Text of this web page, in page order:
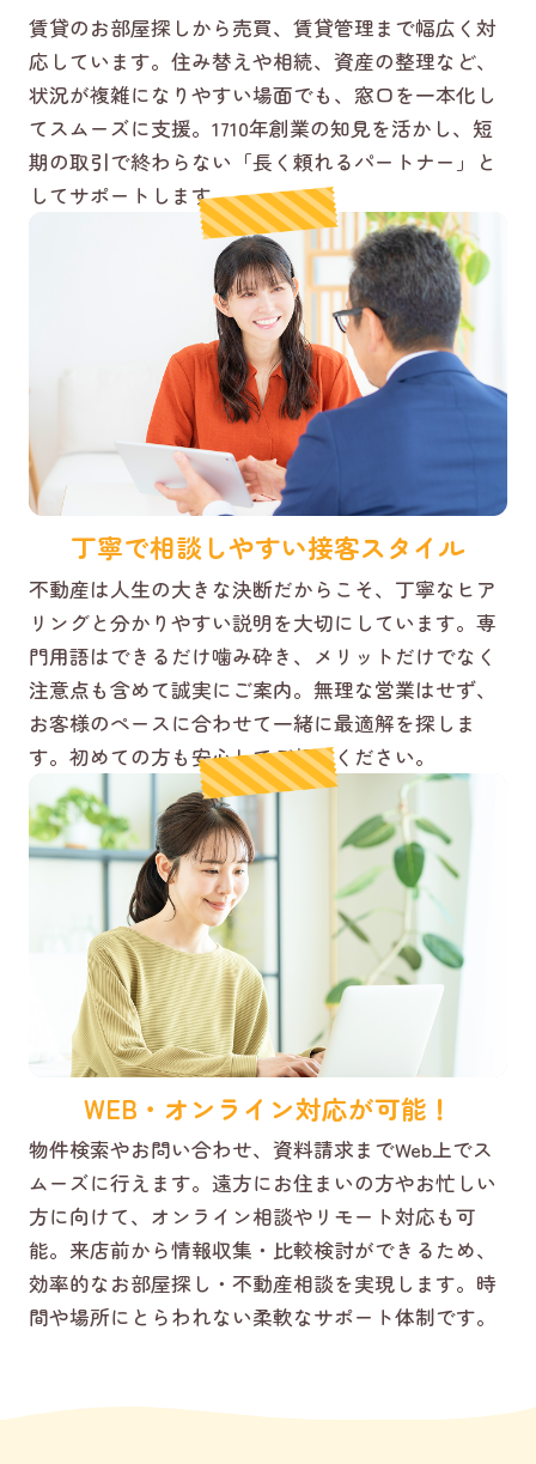
賃貸のお部屋探しから売買、賃貸管理まで幅広く対
応しています。住み替えや相続、資産の整理など、
状況が複雑になりやすい場面でも、窓口を一本化し
てスムーズに支援。1710年創業の知見を活かし、短
期の取引で終わらない「長く頼れるパートナー」と
してサポートします。
丁寧で相談しやすい接客スタイル
不動産は人生の大きな決断だからこそ、丁寧なヒア
リングと分かりやすい説明を大切にしています。専
門用語はできるだけ噛み砕き、メリットだけでなく
注意点も含めて誠実にご案内。無理な営業はせず、
お客様のペースに合わせて一緒に最適解を探しま
す。初めての方も安心してご相談ください。
WEB・オンライン対応が可能！
物件検索やお問い合わせ、資料請求までWeb上でス
ムーズに行えます。遠方にお住まいの方やお忙しい
方に向けて、オンライン相談やリモート対応も可
能。来店前から情報収集・比較検討ができるため、
効率的なお部屋探し・不動産相談を実現します。時
間や場所にとらわれない柔軟なサポート体制です。